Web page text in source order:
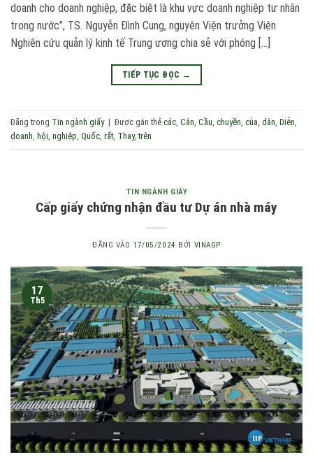
doanh cho doanh nghiệp, đặc biệt là khu vực doanh nghiệp tư nhân
trong nước”, TS. Nguyễn Đình Cung, nguyên Viện trưởng Viện
Nghiên cứu quản lý kinh tế Trung ương chia sẻ với phóng […]
TIẾP TỤC ĐỌC →
Đăng trong Tin ngành giấy | Được gắn thẻ các, Cân, Cầu, chuyền, của, dân, Diễn,
doanh, hội, nghiệp, Quốc, rất, Thay,trên
TIN NGÀNH GIẤY
Cấp giấy chứng nhận đầu tư Dự án nhà máy
ĐĂNG VÀO 17/05/2024 BỞI VINAGP
17
Th5